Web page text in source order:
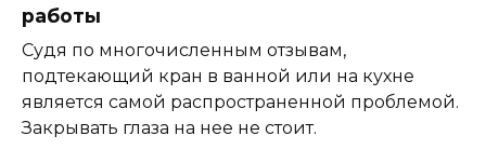
работы
Судя по многочисленным отзывам,
подтекающий кран в ванной или на кухне
является самой распространенной проблемой.
Закрывать глаза на нее не стоит.